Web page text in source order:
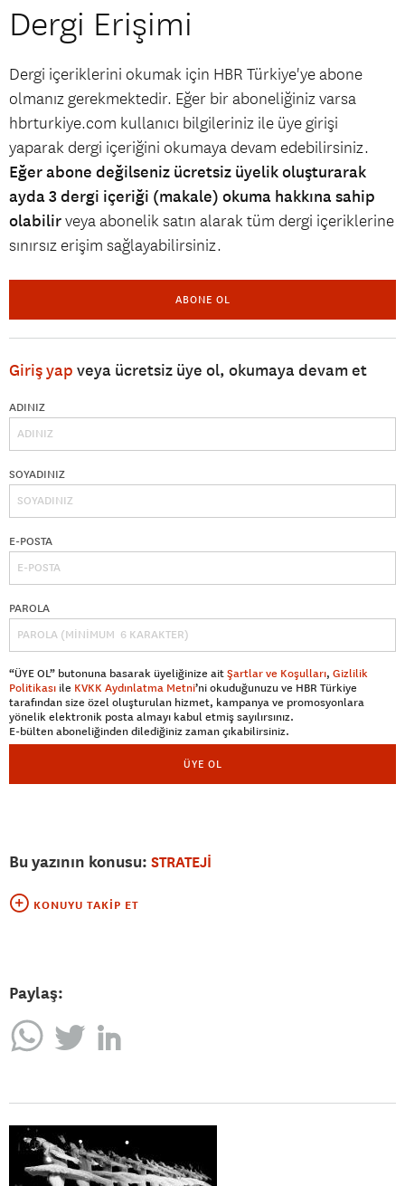
Dergi Erişimi
Dergi içeriklerini okumak için HBR Türkiye'ye abone
olmanız gerekmektedir. Eğer bir aboneliğiniz varsa
hbrturkiye.com kullanıcı bilgileriniz ile üye girişi
yaparak dergi içeriğini okumaya devam edebilirsiniz.
Eğer abone değilseniz ücretsiz üyelik oluşturarak
ayda 3 dergi içeriği (makale) okuma hakkına sahip
olabilirveya abonelik satın alarak tüm dergi içeriklerine
sınırsız erişim sağlayabilirsiniz.
ABONE OL
Giriş yap veya ücretsiz üye ol, okumaya devam et
ADINIZ
SOYADINIZ
E-POSTA
PAROLA
“ÜYE OL” butonuna basarak üyeliğinize aitŞartlar ve Koşulları, Gizlilik
Politikası ile KVKK Aydınlatma Metni’ni okuduğunuzu ve HBR Türkiye
tarafından size özel oluşturulan hizmet, kampanya ve promosyonlara
yönelik elektronik posta almayı kabul etmiş sayılırsınız.
E-bülten aboneliğinden dilediğiniz zaman çıkabilirsiniz.
ÜYE OL
Bu yazının konusu: STRATEJİ
KONUYU TAKIP ET
Paylaş: